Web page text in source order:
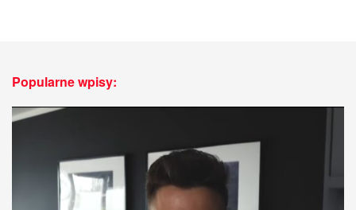
Popularne wpisy: